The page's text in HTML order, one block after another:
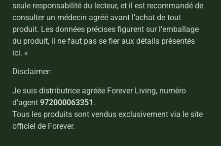
seule responsabilité du lecteur, et il est recommandé de
consulter un médecin agréé avant l’achat de tout
produit. Les données précises figurent sur l’emballage
du produit, il ne faut pas se fier aux détails présentés
ici. »
Disclaimer:
Je suis distributrice agréée Forever Living, numéro
d’agent 972000063351.
Tous les produits sont vendus exclusivement via le site
officiel de Forever.